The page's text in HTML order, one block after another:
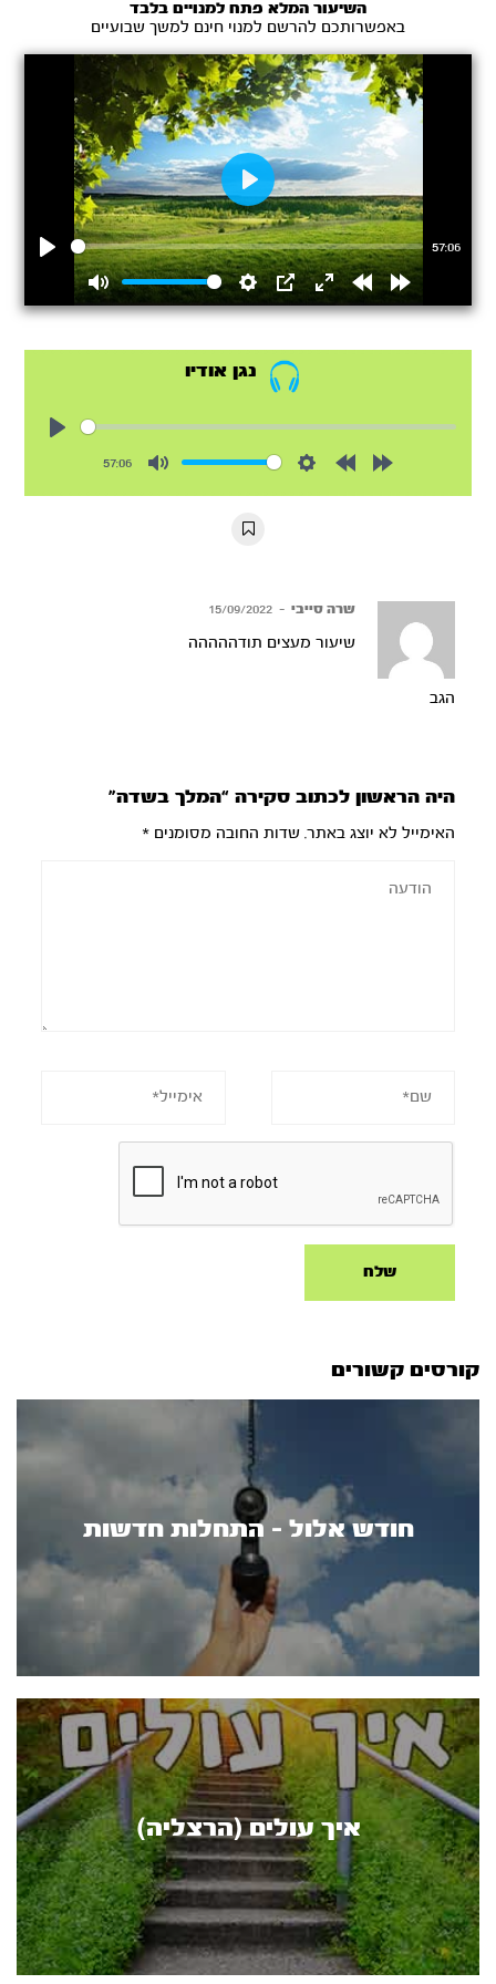
השיעור המלא פתח למנויים בלבד
באפשרותכם להרשם למנוי חינם למשך שבועיים
Play
57:06
Mute Settings
PIP
EnterRewindForward
Play
נגן אודיו
57:06
שרה סייבי –
15/09/2022
שיעור מעצים תודההההה
הגב
היה הראשון לכתוב סקירה “המלך בשדה”
האימייל לא יוצג באתר. שדות החובה מסומנים*
קורסים קשורים
חודש אלול - התחלות חדשות
איך עולים (הרצליה)